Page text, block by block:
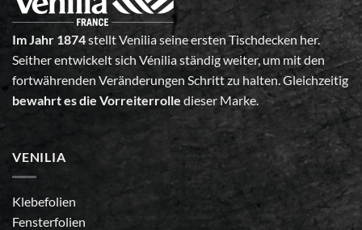
Im Jahr 1874stellt Venilia seine ersten Tischdecken her.
Seither entwickelt sich Vénilia ständig weiter, um mit den
fortwährenden Veränderungen Schritt zu halten. Gleichzeitig
bewahrt es die Vorreiterrolle dieser Marke.
VENILIA
Klebefolien
Fensterfolien